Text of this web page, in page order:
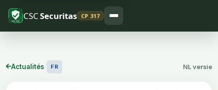
CSCSecuritas CP 317
Actualités FR NL versie